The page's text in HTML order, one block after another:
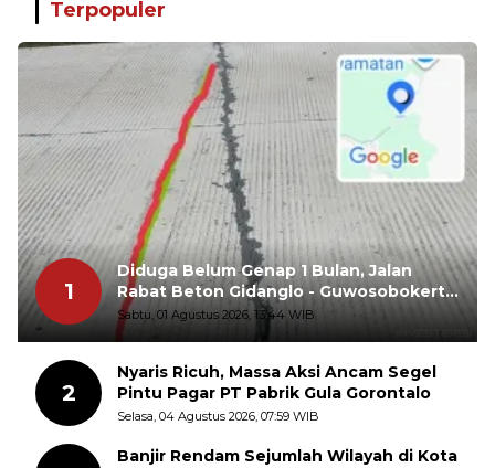
Terpopuler
1
Diduga Belum Genap 1 Bulan, Jalan
Rabat Beton Gidanglo - Guwosobokerto
Sudah Pecah
Sabtu, 01 Agustus 2026, 13:44 WIB
2
Nyaris Ricuh, Massa Aksi Ancam Segel
Pintu Pagar PT Pabrik Gula Gorontalo
Selasa, 04 Agustus 2026, 07:59 WIB
Banjir Rendam Sejumlah Wilayah di Kota